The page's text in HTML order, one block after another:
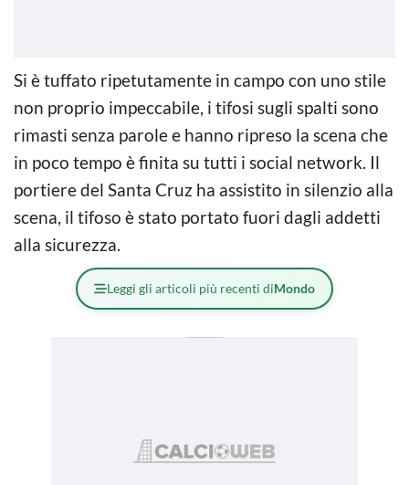
Si è tuffato ripetutamente in campo con uno stile
non proprio impeccabile, i tifosi sugli spalti sono
rimasti senza parole e hanno ripreso la scena che
in poco tempo è finita su tutti i social network. Il
portiere del Santa Cruz ha assistito in silenzio alla
scena, il tifoso è stato portato fuori dagli addetti
alla sicurezza.
Leggi gli articoli più recenti diMondo